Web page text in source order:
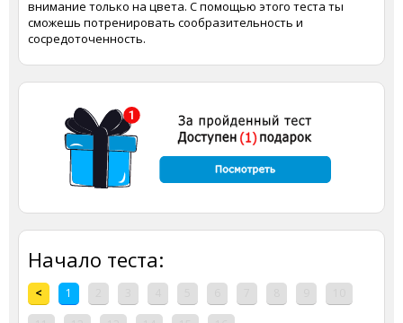
внимание только на цвета. С помощью этого теста ты
сможешь потренировать сообразительность и
сосредоточенность.
Начало теста:
< 1